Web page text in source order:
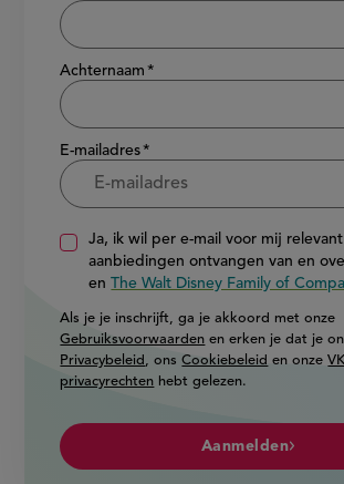
Achternaam
E-mailadres
Ja, ik wil per e-mail voor mij
aanbiedingen ontvangen van en
enThe Walt Disney Family of
Als je je inschrijft, ga je akkoord met onze
Gebruiksvoorwaarden en erken je dat je
Privacybeleid , onsCookiebeleid en onze
privacyrechten hebt gelezen.
Aanmelden